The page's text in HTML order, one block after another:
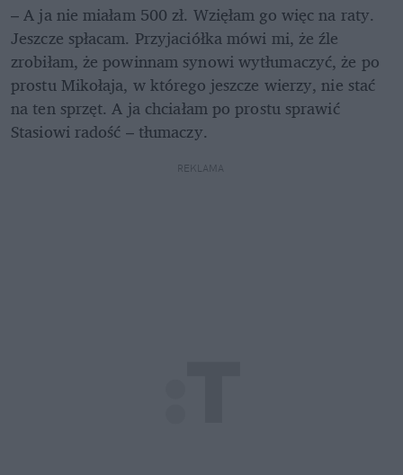
– A ja nie miałam 500 zł. Wzięłam go więc na raty.
Jeszcze spłacam. Przyjaciółka mówi mi, że źle
zrobiłam, że powinnam synowi wytłumaczyć, że po
prostu Mikołaja, w którego jeszcze wierzy, nie stać
na ten sprzęt. A ja chciałam po prostu sprawić
Stasiowi radość – tłumaczy.
REKLAMA